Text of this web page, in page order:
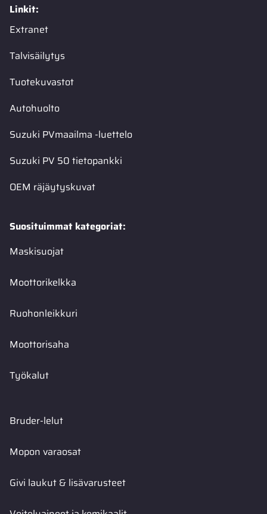
Linkit:
Extranet
Talvisäilytys
Tuotekuvastot
Autohuolto
Suzuki PVmaailma -luettelo
Suzuki PV 50 tietopankki
OEM räjäytyskuvat
Suosituimmat kategoriat:
Maskisuojat
Moottorikelkka
Ruohonleikkuri
Moottorisaha
Työkalut
Bruder-lelut
Mopon varaosat
Givi laukut & lisävarusteet